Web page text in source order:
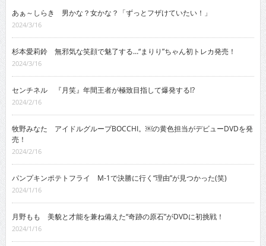
あぁ～しらき 男かな？女かな？「ずっとフザけていたい！」
2024/3/16
杉本愛莉鈴 無邪気な笑顔で魅了する…“まりり”ちゃん初トレカ発売！
2024/3/16
センチネル 『月笑』年間王者が極致目指して爆発する!?
2024/2/16
牧野みなた アイドルグループBOCCHI。￼の黄色担当がデビューDVDを発
売！
2024/2/16
パンプキンポテトフライ M-1で決勝に行く“理由”が見つかった(笑)
2024/1/16
月野もも 美貌と才能を兼ね備えた“奇跡の原石”がDVDに初挑戦！
2024/1/16